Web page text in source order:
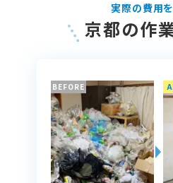
実際の費用
京都の作
BEFORE